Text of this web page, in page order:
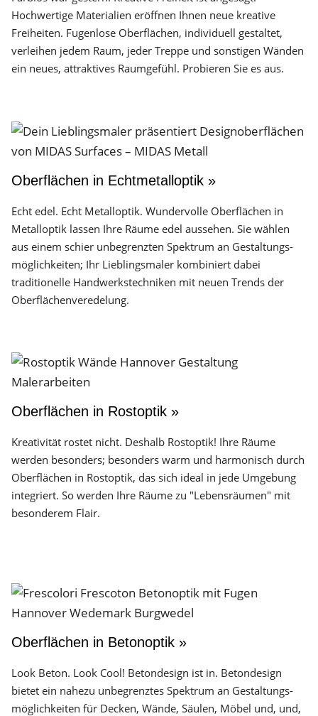
Hochwertige Materialien eröffnen Ihnen neue kreative
Freiheiten. Fugenlose Oberflächen, individuell gestaltet,
verleihen jedem Raum, jeder Treppe und sonstigen Wänden
ein neues, attraktives Raumgefühl. Probieren Sie es aus.
Oberflächen in Echtmetalloptik »
Echt edel. Echt Metalloptik. Wundervolle Oberflächen in
Metalloptik lassen Ihre Räume edel aussehen. Sie wählen
aus einem schier unbegrenzten Spektrum an Gestaltungs­
möglichkeiten; Ihr Lieblingsmaler kombiniert dabei
traditionelle Handwerks­techniken mit neuen Trends der
Oberflächen­veredelung.
Oberflächen in Rostoptik »
Kreativität rostet nicht. Deshalb Rostoptik! Ihre Räume
werden besonders; besonders warm und harmonisch durch
Oberflächen in Rostoptik, das sich ideal in jede Umgebung
integriert. So werden Ihre Räume zu "Lebensräumen" mit
besonderem Flair.
Oberflächen in Betonoptik »
Look Beton. Look Cool! Betondesign ist in. Betondesign
bietet ein nahezu unbegrenztes Spektrum an Gestaltungs­
möglichkeiten für Decken, Wände, Säulen, Möbel und, und,